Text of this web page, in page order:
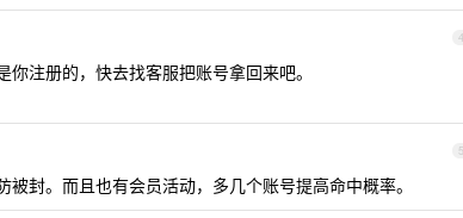
4
注册的，快去找客服把账号拿回来吧。
5
封。而且也有会员活动，多几个账号提高命中概率。